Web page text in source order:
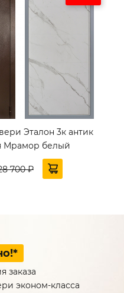
Эталон 3к антик
Мрамор белый
700 ₽
заказа
эконом-класса